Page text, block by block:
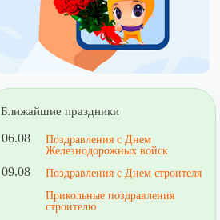
Ближайшие праздники
06.08
Поздравления с Днем
Железнодорожных войск
09.08
Поздравления с Днем строителя
Прикольные поздравления
строителю